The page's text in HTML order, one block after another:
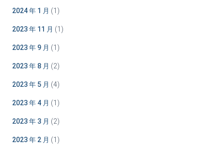
2024 年 1 月 (1)
2023 年 11 月 (1)
2023 年 9 月 (1)
2023 年 8 月 (2)
2023 年 5 月 (4)
2023 年 4 月 (1)
2023 年 3 月 (2)
2023 年 2 月 (1)